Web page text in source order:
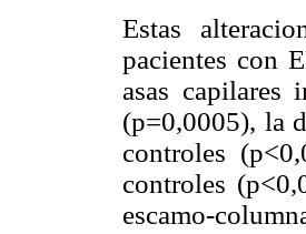
Estas
pacientes con
asas capilares
(p=0,0005), la
controles
controles
escamo-